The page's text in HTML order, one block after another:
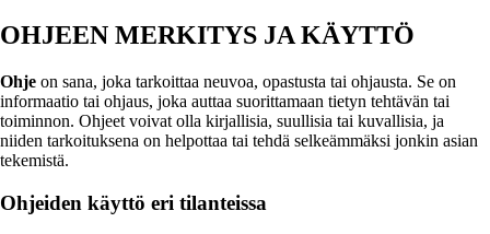
OHJEEN MERKITYS JA KÄYTTÖ
Ohje on sana, joka tarkoittaa neuvoa, opastusta tai ohjausta. Se on
informaatio tai ohjaus, joka auttaa suorittamaan tietyn tehtävän tai
toiminnon. Ohjeet voivat olla kirjallisia, suullisia tai kuvallisia, ja
niiden tarkoituksena on helpottaa tai tehdä selkeämmäksi jonkin asian
tekemistä.
Ohjeiden käyttö eri tilanteissa